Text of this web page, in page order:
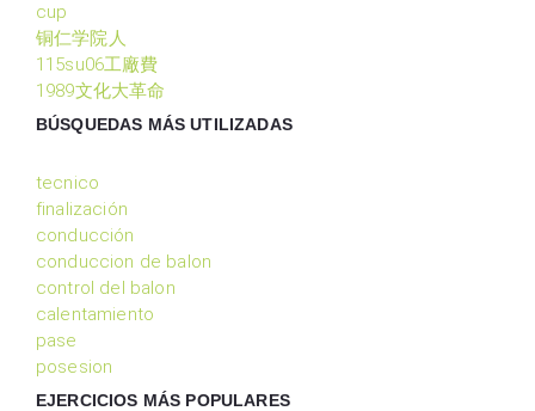
cup
铜仁学院人
115su06工廠費
1989文化大革命
BÚSQUEDAS MÁS UTILIZADAS
tecnico
finalización
conducción
conduccion de balon
control del balon
calentamiento
pase
posesion
EJERCICIOS MÁS POPULARES